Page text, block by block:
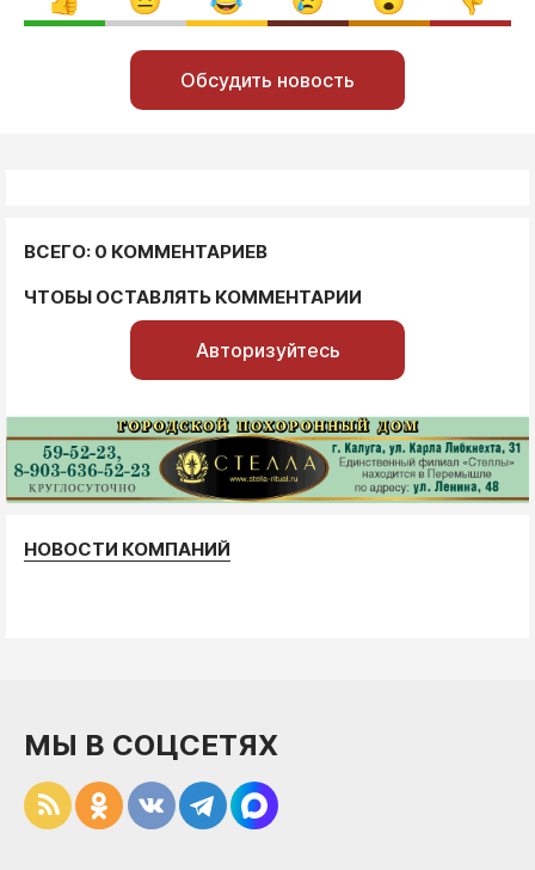
Обсудить новость
ВСЕГО: 0 КОММЕНТАРИЕВ
ЧТОБЫ ОСТАВЛЯТЬ КОММЕНТАРИИ
Авторизуйтесь
НОВОСТИ КОМПАНИЙ
МЫ В СОЦСЕТЯХ